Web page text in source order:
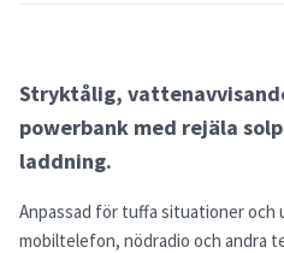
Stryktålig,
powerbank med rejäla
laddning.
Anpassad för tuffa situationer
mobiltelefon, nödradio och andra